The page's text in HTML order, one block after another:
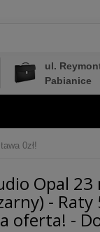
ul.
Pabianice
0zł!
Opal
-
oferta! -